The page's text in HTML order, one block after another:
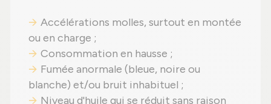
Accélérations molles, surtout en montée
ou en charge ;
Consommation en hausse ;
Fumée anormale (bleue, noire ou
blanche) et/ou bruit inhabituel ;
Niveau d'huile qui se réduit sans raison